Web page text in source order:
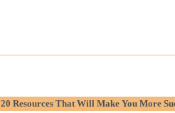
20 Resources That Will Make You More